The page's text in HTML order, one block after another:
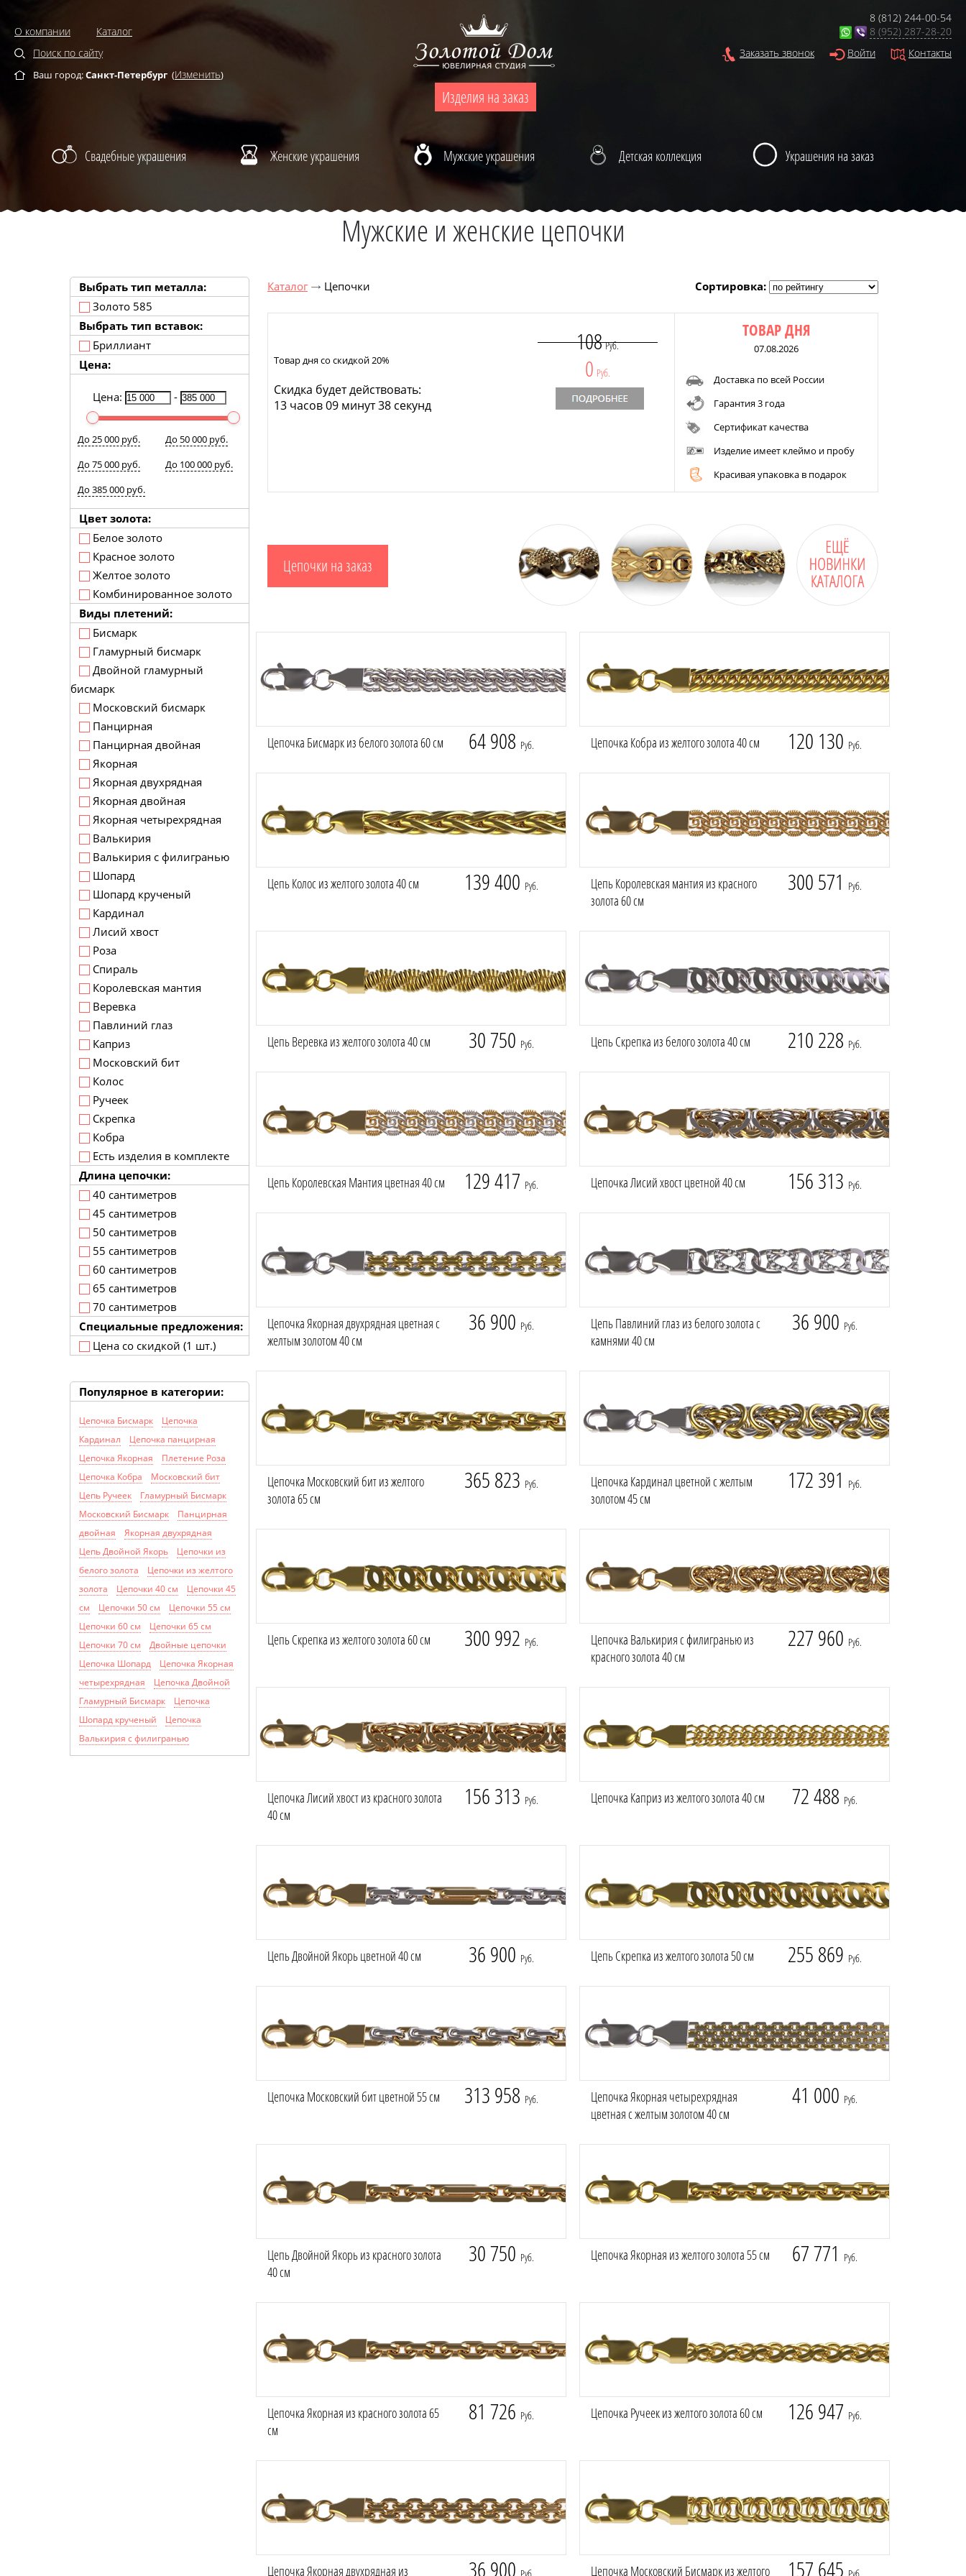
Изделия на заказ
О компании
Каталог
Поиск по сайту
Ваш город:Санкт-Петербург (Изменить)
8 (812) 244-00-54
8 (952) 287-28-20
Заказать звонок
Войти Контакты
Свадебные украшения Женские украшения Мужские украшения Детская коллекция Украшения на заказ
Мужские и женские цепочки
Выбрать тип металла:
Золото 585
Выбрать тип вставок:
Бриллиант
Цена:
Цена: -
До 25 000 руб.
До 50 000 руб.
До 75 000 руб.
До 100 000 руб.
До 385 000 руб.
Цвет золота:
Белое золото
Красное золото
Желтое золото
Комбинированное золото
Виды плетений:
Бисмарк
Гламурный бисмарк
Двойной гламурный
бисмарк
Московский бисмарк
Панцирная
Панцирная двойная
Якорная
Якорная двухрядная
Якорная двойная
Якорная четырехрядная
Валькирия
Валькирия с филигранью
Шопард
Шопард крученый
Кардинал
Лисий хвост
Роза
Спираль
Королевская мантия
Веревка
Павлиний глаз
Каприз
Московский бит
Колос
Ручеек
Скрепка
Кобра
Есть изделия в комплекте
Длина цепочки:
40 сантиметров
45 сантиметров
50 сантиметров
55 сантиметров
60 сантиметров
65 сантиметров
70 сантиметров
Специальные предложения:
Цена со скидкой (1 шт.)
Популярное в категории:
Цепочка Бисмарк
Цепочка
Кардинал
Цепочка панцирная
Цепочка Якорная
Плетение Роза
Цепочка Кобра
Московский бит
Цепь Ручеек
Гламурный Бисмарк
Московский Бисмарк
Панцирная
двойная
Якорная двухрядная
Цепь Двойной Якорь
Цепочки из
белого золота
Цепочки из желтого
золота
Цепочки 40 см
Цепочки 45
см
Цепочки 50 см
Цепочки 55 см
Цепочки 60 см
Цепочки 65 см
Цепочки 70 см
Двойные цепочки
Цепочка Шопард
Цепочка Якорная
четырехрядная
Цепочка Двойной
Гламурный Бисмарк
Цепочка
Шопард крученый
Цепочка
Валькирия с филигранью
Каталог Цепочки Сортировка:
Товар дня со скидкой 20%
108Руб.
0 Руб.
Скидка будет действовать:
13 часов 09 минут 37 секунд
ТОВАР ДНЯ
07.08.2026
Доставка по всей России
Гарантия 3 года
Сертификат качества
Изделие имеет клеймо и пробу
Красивая упаковка в подарок
Цепочки на заказ
Цепочка Бисмарк из белого золота 60 см 64 908 Руб. Цепочка Кобра из желтого золота 40 см 120 130 Руб.
Цепь Колос из желтого золота 40 см 139 400 Руб.
Цепь Королевская мантия из красного
золота 60 см
300 571 Руб.
Цепь Веревка из желтого золота 40 см 30 750 Руб. Цепь Скрепка из белого золота 40 см 210 228 Руб.
Цепь Королевская Мантия цветная 40 см 129 417 Руб. Цепочка Лисий хвост цветной 40 см 156 313 Руб.
Цепочка Якорная двухрядная цветная с
желтым золотом 40 см
36 900 Руб.
Цепь Павлиний глаз из белого золота с
камнями 40 см
36 900 Руб.
Цепочка Московский бит из желтого
золота 65 см
365 823 Руб.
Цепочка Кардинал цветной с желтым
золотом 45 см
172 391 Руб.
Цепь Скрепка из желтого золота 60 см 300 992 Руб.
Цепочка Валькирия с филигранью из
красного золота 40 см
227 960 Руб.
Цепочка Лисий хвост из красного золота
40 см
156 313 Руб. Цепочка Каприз из желтого золота 40 см 72 488 Руб.
Цепь Двойной Якорь цветной 40 см 36 900 Руб. Цепь Скрепка из желтого золота 50 см 255 869 Руб.
Цепочка Московский бит цветной 55 см 313 958 Руб.
Цепочка Якорная четырехрядная
цветная с желтым золотом 40 см
41 000 Руб.
Цепь Двойной Якорь из красного золота
40 см
30 750 Руб. Цепочка Якорная из желтого золота 55 см 67 771 Руб.
Цепочка Якорная из красного золота 65
см
81 726 Руб. Цепочка Ручеек из желтого золота 60 см 126 947 Руб.
Цепочка Якорная двухрядная из 36 900 Цепочка Московский Бисмарк из желтого 157 645